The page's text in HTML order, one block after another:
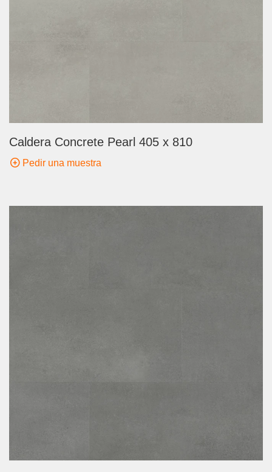
Caldera Concrete Pearl 405 x 810
Pedir una muestra